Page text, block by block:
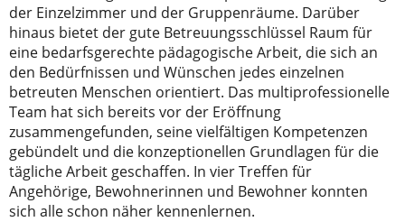
der Einzelzimmer und der Gruppenräume. Darüber
hinaus bietet der gute Betreuungsschlüssel Raum für
eine bedarfsgerechte pädagogische Arbeit, die sich an
den Bedürfnissen und Wünschen jedes einzelnen
betreuten Menschen orientiert. Das multiprofessionelle
Team hat sich bereits vor der Eröffnung
zusammengefunden, seine vielfältigen Kompetenzen
gebündelt und die konzeptionellen Grundlagen für die
tägliche Arbeit geschaffen. In vier Treffen für
Angehörige, Bewohnerinnen und Bewohner konnten
sich alle schon näher kennenlernen.